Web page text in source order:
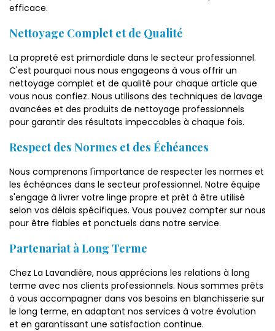
efficace.
Nettoyage Complet et de Qualité
La propreté est primordiale dans le secteur professionnel.
C'est pourquoi nous nous engageons à vous offrir un
nettoyage complet et de qualité pour chaque article que
vous nous confiez. Nous utilisons des techniques de lavage
avancées et des produits de nettoyage professionnels
pour garantir des résultats impeccables à chaque fois.
Respect des Normes et des Échéances
Nous comprenons l'importance de respecter les normes et
les échéances dans le secteur professionnel. Notre équipe
s'engage à livrer votre linge propre et prêt à être utilisé
selon vos délais spécifiques. Vous pouvez compter sur nous
pour être fiables et ponctuels dans notre service.
Partenariat à Long Terme
Chez La Lavandière, nous apprécions les relations à long
terme avec nos clients professionnels. Nous sommes prêts
à vous accompagner dans vos besoins en blanchisserie sur
le long terme, en adaptant nos services à votre évolution
et en garantissant une satisfaction continue.